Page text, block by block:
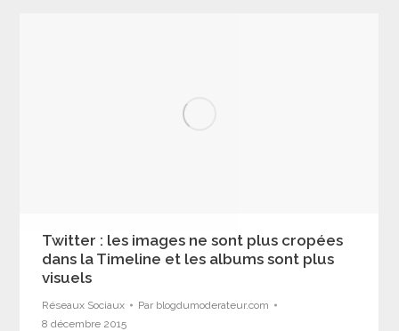
Twitter : les images ne sont plus cropées
dans la Timeline et les albums sont plus
visuels
Réseaux Sociaux Par blogdumoderateur.com
8 décembre 2015